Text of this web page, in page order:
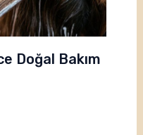
Doğal Bakım